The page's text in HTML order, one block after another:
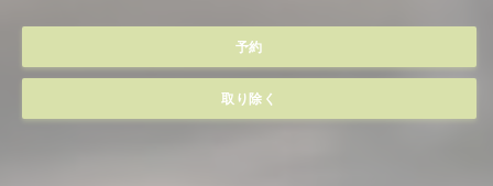
予約
取り除く